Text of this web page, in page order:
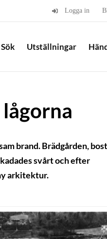
Logga in
Sök Utställningar
brand. Brädgården,
svårt och efter
arkitektur.